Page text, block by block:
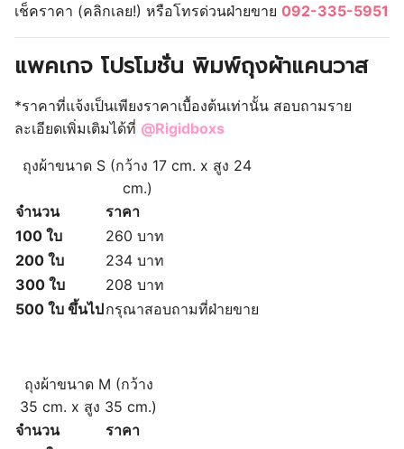
เช็คราคา (คลิกเลย!) หรือโทรด่วนฝ่ายขาย 092-335-5951
แพคเกจ โปรโมชั่น พิมพ์ถุงผ้าแคนวาส
*ราคาที่แจ้งเป็นเพียงราคาเบื้องต้นเท่านั้น สอบถามราย
ละเอียดเพิ่มเติมได้ที่ @Rigidboxs
ถุงผ้าขนาด S (กว้าง 17 cm. x สูง 24
cm.)
จำนวน
ราคา
100 ใบ
260 บาท
200 ใบ
234 บาท
300 ใบ
208 บาท
500 ใบ ขึ้นไปกรุณาสอบถามที่ฝ่ายขาย
ถุงผ้าขนาด M (กว้าง
35 cm. x สูง 35 cm.)
จำนวน
ราคา